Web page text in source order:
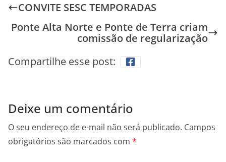
CONVITE SESC TEMPORADAS
Ponte Alta Norte e Ponte de Terra criam
comissão de regularização
Compartilhe esse post:
Deixe um comentário
O seu endereço de e-mail não será publicado. Campos
obrigatórios são marcados com *